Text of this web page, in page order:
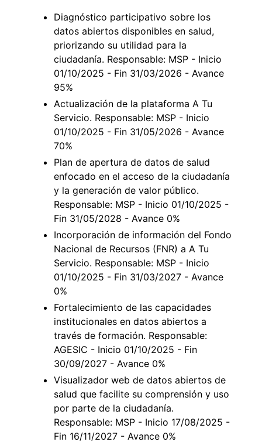
Diagnóstico participativo sobre los
datos abiertos disponibles en salud,
priorizando su utilidad para la
ciudadanía. Responsable: MSP - Inicio
01/10/2025 - Fin 31/03/2026 - Avance
95%
Actualización de la plataforma A Tu
Servicio. Responsable: MSP - Inicio
01/10/2025 - Fin 31/05/2026 - Avance
70%
Plan de apertura de datos de salud
enfocado en el acceso de la ciudadanía
y la generación de valor público.
Responsable: MSP - Inicio 01/10/2025 -
Fin 31/05/2028 - Avance 0%
Incorporación de información del Fondo
Nacional de Recursos (FNR) a A Tu
Servicio. Responsable: MSP - Inicio
01/10/2025 - Fin 31/03/2027 - Avance
0%
Fortalecimiento de las capacidades
institucionales en datos abiertos a
través de formación. Responsable:
AGESIC - Inicio 01/10/2025 - Fin
30/09/2027 - Avance 0%
Visualizador web de datos abiertos de
salud que facilite su comprensión y uso
por parte de la ciudadanía.
Responsable: MSP - Inicio 17/08/2025 -
Fin 16/11/2027 - Avance 0%